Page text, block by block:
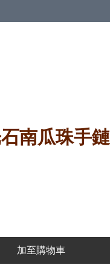
南瓜珠手鏈
加至購物車